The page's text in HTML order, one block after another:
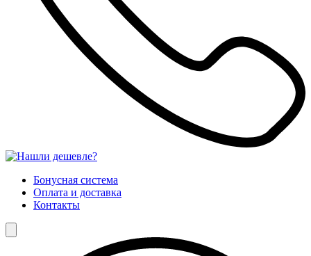
Бонусная система
Оплата и доставка
Контакты